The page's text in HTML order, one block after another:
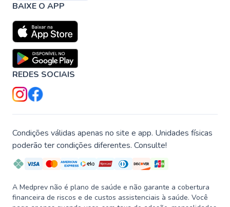
BAIXE O APP
REDES SOCIAIS
Condições válidas apenas no site e app. Unidades físicas
poderão ter condições diferentes. Consulte!
A Medprev não é plano de saúde e não garante a cobertura
financeira de riscos e de custos assistenciais à saúde. Você